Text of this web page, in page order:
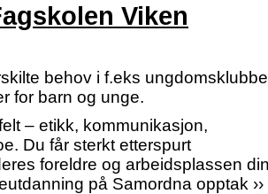
Viken
behov i f.eks
for barn og unge.
– etikk, kommunikasjon,
Du får sterkt etterspurt
foreldre og arbeidsplassen
på Samordna opptak ››